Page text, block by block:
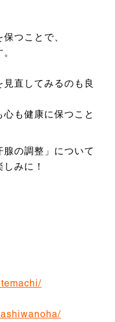
つことで、
直してみるのも良
も健康に保つこと
の調整」について
みに！